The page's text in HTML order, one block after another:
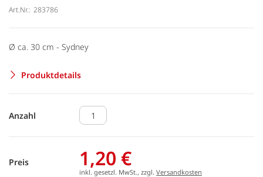
Art.Nr.: 283786
Ø ca. 30 cm - Sydney
Produktdetails
Anzahl
Preis 1,20 €
inkl. gesetzl. MwSt., zzgl. Versandkosten